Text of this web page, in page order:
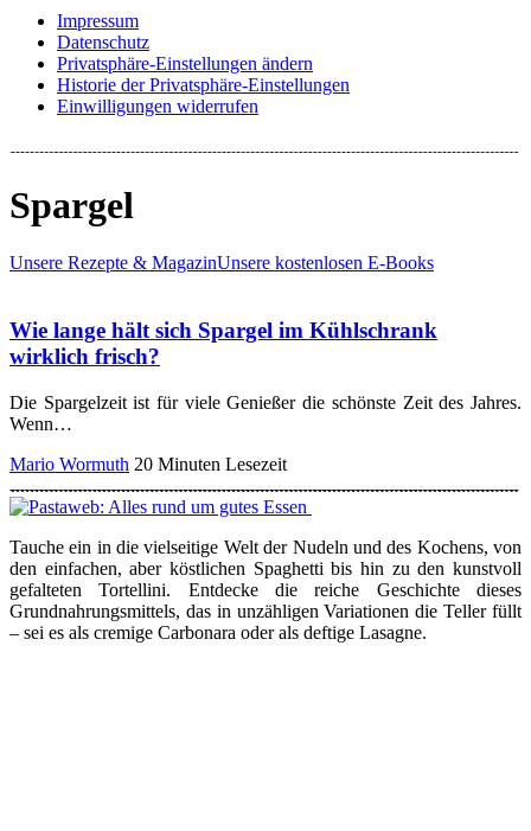
Impressum
Datenschutz
Privatsphäre-Einstellungen ändern
Historie der Privatsphäre-Einstellungen
Einwilligungen widerrufen
Spargel
Unsere Rezepte & MagazinUnsere kostenlosen E-Books
Wie lange hält sich Spargel im Kühlschrank
wirklich frisch?
Die Spargelzeit ist für viele Genießer die schönste Zeit des Jahres.
Wenn…
Mario Wormuth 20 Minuten Lesezeit
Tauche ein in die vielseitige Welt der Nudeln und des Kochens, von
den einfachen, aber köstlichen Spaghetti bis hin zu den kunstvoll
gefalteten Tortellini. Entdecke die reiche Geschichte dieses
Grundnahrungsmittels, das in unzähligen Variationen die Teller füllt
– sei es als cremige Carbonara oder als deftige Lasagne.